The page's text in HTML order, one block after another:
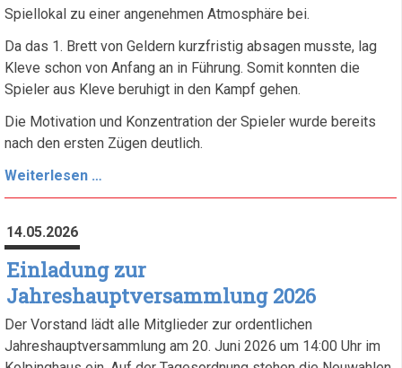
Spiellokal zu einer angenehmen Atmosphäre bei.
Da das 1. Brett von Geldern kurzfristig absagen musste, lag
Kleve schon von Anfang an in Führung. Somit konnten die
Spieler aus Kleve beruhigt in den Kampf gehen.
Die Motivation und Konzentration der Spieler wurde bereits
nach den ersten Zügen deutlich.
Weiterlesen …
Spieltag
IV
14.05.2026
Einladung zur
Jahreshauptversammlung 2026
Der Vorstand lädt alle Mitglieder zur ordentlichen
Jahreshauptversammlung am 20. Juni 2026 um 14:00 Uhr im